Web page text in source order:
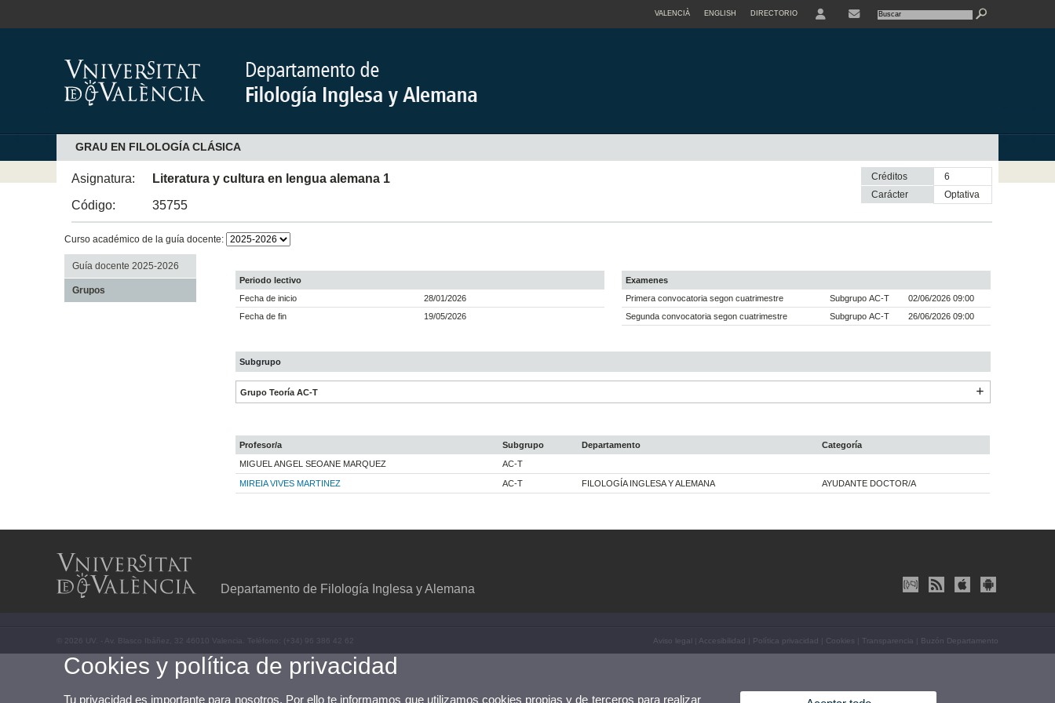
VALENCIÀ ENGLISH DIRECTORIO
GRAU EN FILOLOGÍA CLÁSICA
Asignatura:
Literatura y cultura en lengua alemana 1
Código:
35755
Créditos
6
Carácter
optativa
Curso académico de la guía docente:
Guía docente 2025-2026
Grupos
Periodo lectivo
Fecha de inicio
28/01/2026
Fecha de fin
19/05/2026
Examenes
Primera convocatoria segon cuatrimestre
Subgrupo AC-T
02/06/2026 09:00
Segunda convocatoria segon cuatrimestre
Subgrupo AC-T 26/06/2026 09:00
Subgrupo
Grupo Teoría AC-T
Profesor/a Subgrupo Departamento
Categoría
MIGUEL ANGEL SEOANE MARQUEZ
AC-T
MIREIA VIVES MARTINEZ AC-T FILOLOGÍA INGLESA Y ALEMANA AYUDANTE DOCTOR/A
Departamento de Filología Inglesa y Alemana
© 2026 UV. - Av. Blasco Ibáñez, 32 46010 Valencia. Teléfono: (+34) 96 386 42 62 Aviso legal Accesibilidad Política privacidad Cookies Transparencia Buzón Departamento
Cookies y política de privacidad
Tu privacidad es importante para nosotros. Por ello te informamos que utilizamos cookies propias y de terceros para realizar